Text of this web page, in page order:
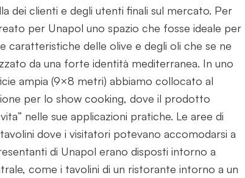
dei clienti e degli utenti finali sul mercato. Per
per Unapol uno spazio che fosse ideale per
caratteristiche delle olive e degli oli che se ne
da una forte identità mediterranea. In uno
ampia (9×8 metri) abbiamo collocato al
per lo show cooking, dove il prodotto
nelle sue applicazioni pratiche. Le aree di
dove i visitatori potevano accomodarsi a
di Unapol erano disposti intorno a
come i tavolini di un ristorante intorno a un